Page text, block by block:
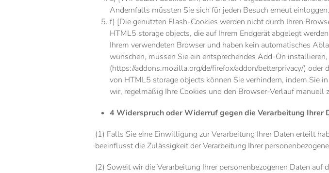
Andernfalls müssten Sie sich für jeden Besuch erneut
f) [Die genutzten Flash-Cookies werden nicht durch Ihren
HTML5 storage objects, die auf Ihrem Endgerät abgelegt
Ihrem verwendeten Browser und haben kein automatisches
wünschen, müssen Sie ein entsprechendes Add-On
(https://addons.mozilla.org/de/firefox/addon/betterprivacy/)
von HTML5 storage objects können Sie verhindern, indem Sie
wir, regelmäßig Ihre Cookies und den Browser-Verlauf manuell
4 Widerspruch oder Widerruf gegen die Verarbeitung Ihrer
(1) Falls Sie eine Einwilligung zur Verarbeitung Ihrer Daten erteilt
beeinflusst die Zulässigkeit der Verarbeitung Ihrer
(2) Soweit wir die Verarbeitung Ihrer personenbezogenen Daten